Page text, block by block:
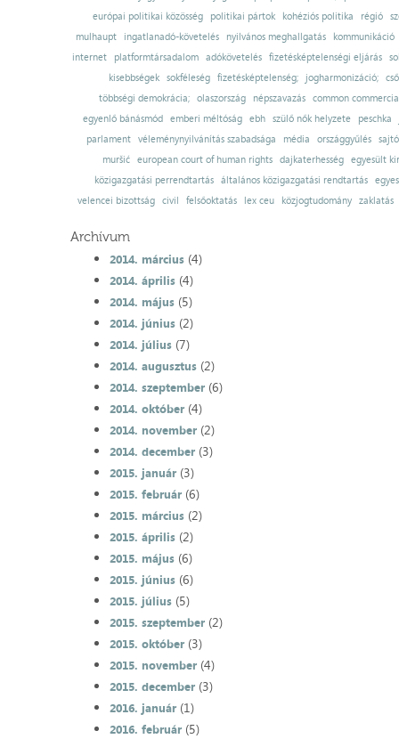
európai politikai közösség
politikai pártok kohéziós politika régió
mulhaupt
ingatlanadó-követelés nyilvános meghallgatás
kommunikáció
internet
platformtársadalom adókövetelés fizetésképtelenségi eljárás
kisebbségek sokféleség fizetésképtelenség; jogharmonizáció;
többségi demokrácia; olaszország népszavazás common
egyenlő bánásmód emberi méltóság ebh szülő nők helyzete
peschka
parlament
véleménynyilvánítás szabadsága média országgyűlés
muršić
european court of human rights dajkaterhesség
egyesült
közigazgatási perrendtartás
általános közigazgatási rendtartás
velencei bizottság
civil felsőoktatás lex ceu közjogtudomány zaklatás
Archívum
2014. március(4)
2014. április(4)
2014. május(5)
2014. június(2)
2014. július(7)
2014. augusztus(2)
2014. szeptember(6)
2014. október(4)
2014. november(2)
2014. december(3)
2015. január(3)
2015. február(6)
2015. március(2)
2015. április(2)
2015. május(6)
2015. június(6)
2015. július(5)
2015. szeptember(2)
2015. október(3)
2015. november(4)
2015. december(3)
2016. január(1)
2016. február(5)